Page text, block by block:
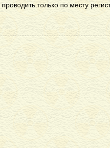
только по месту